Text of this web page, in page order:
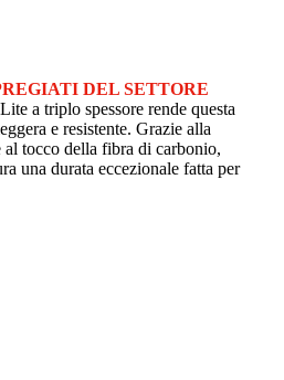
DEL SETTORE
a triplo spessore rende questa
e resistente. Grazie alla
tocco della fibra di carbonio,
una durata eccezionale fatta per